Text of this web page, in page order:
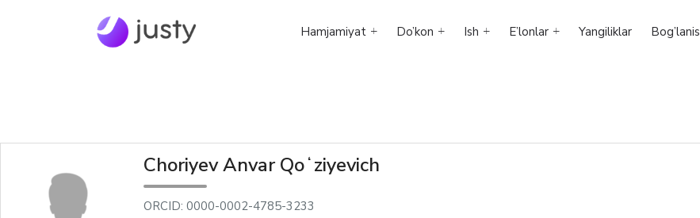
Hamjamiyat Do’kon Ish E’lonlar Yangiliklar
Choriyev Аnvar Qoʻziyevich
ORCID: 0000-0002-4785-3233